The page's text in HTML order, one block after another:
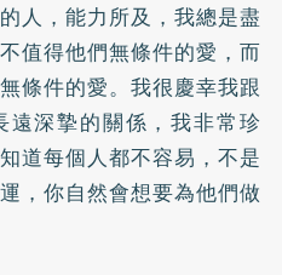
人，能力所及，我總是盡
值得他們無條件的愛，而
條件的愛。我很慶幸我跟
深摯的關係，我非常珍
道每個人都不容易，不是
，你自然會想要為他們做